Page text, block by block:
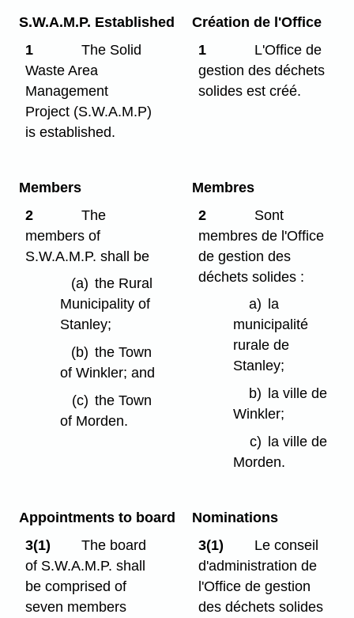
S.W.A.M.P. Established
1
The Solid
Waste Area
Management
Project (S.W.A.M.P)
is established.
Création de l'Office
1
L'Office de
gestion des déchets
solides est créé.
Members
2
The
members of
S.W.A.M.P. shall be
(a) the Rural
Municipality of
Stanley;
(b) the Town
of Winkler; and
(c) the Town
of Morden.
Membres
2
Sont
membres de l'Office
de gestion des
déchets solides :
a)
la
municipalité
rurale de
Stanley;
b)
la ville de
Winkler;
c) la ville de
Morden.
Appointments to board
3(1)
The board
of S.W.A.M.P. shall
be comprised of
seven members
Nominations
3(1)
Le conseil
d'administration de
l'Office de gestion
des déchets solides